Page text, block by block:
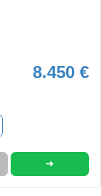
8.450 €
➜